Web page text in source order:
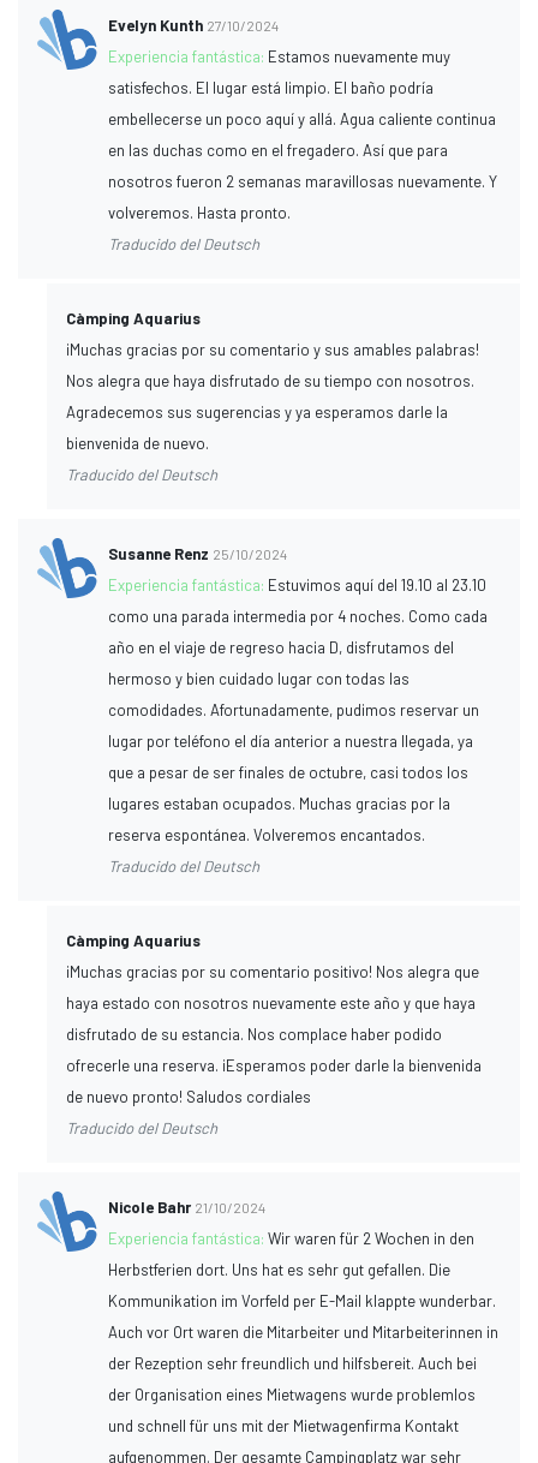
Evelyn Kunth 27/10/2024
Experiencia fantástica: Estamos nuevamente muy
satisfechos. El lugar está limpio. El baño podría
embellecerse un poco aquí y allá. Agua caliente continua
en las duchas como en el fregadero. Así que para
nosotros fueron 2 semanas maravillosas nuevamente. Y
volveremos. Hasta pronto.
Traducido del Deutsch
Càmping Aquarius
¡Muchas gracias por su comentario y sus amables palabras!
Nos alegra que haya disfrutado de su tiempo con nosotros.
Agradecemos sus sugerencias y ya esperamos darle la
bienvenida de nuevo.
Traducido del Deutsch
Susanne Renz 25/10/2024
Experiencia fantástica: Estuvimos aquí del 19.10 al 23.10
como una parada intermedia por 4 noches. Como cada
año en el viaje de regreso hacia D, disfrutamos del
hermoso y bien cuidado lugar con todas las
comodidades. Afortunadamente, pudimos reservar un
lugar por teléfono el día anterior a nuestra llegada, ya
que a pesar de ser finales de octubre, casi todos los
lugares estaban ocupados. Muchas gracias por la
reserva espontánea. Volveremos encantados.
Traducido del Deutsch
Càmping Aquarius
¡Muchas gracias por su comentario positivo! Nos alegra que
haya estado con nosotros nuevamente este año y que haya
disfrutado de su estancia. Nos complace haber podido
ofrecerle una reserva. ¡Esperamos poder darle la bienvenida
de nuevo pronto! Saludos cordiales
Traducido del Deutsch
Nicole Bahr 21/10/2024
Experiencia fantástica:Wir waren für 2 Wochen in den
Herbstferien dort. Uns hat es sehr gut gefallen. Die
Kommunikation im Vorfeld per E-Mail klappte wunderbar.
Auch vor Ort waren die Mitarbeiter und Mitarbeiterinnen in
der Rezeption sehr freundlich und hilfsbereit. Auch bei
der Organisation eines Mietwagens wurde problemlos
und schnell für uns mit der Mietwagenfirma Kontakt
aufgenommen. Der gesamte Campingplatz war sehr